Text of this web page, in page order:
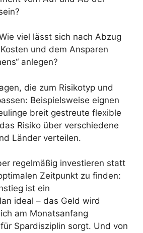
viel lässt sich nach Abzug
und dem Ansparen
anlegen?
die zum Risikotyp und
Beispielsweise eignen
breit gestreute flexible
Risiko über verschiedene
Länder verteilen.
regelmäßig investieren statt
Zeitpunkt zu finden:
ist ein
ideal – das Geld wird
am Monatsanfang
Spardisziplin sorgt. Und von